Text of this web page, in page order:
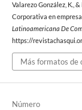
Valarezo González, K.,
Corporativa en
Latinoamericana De
https://
Más formatos de
Número